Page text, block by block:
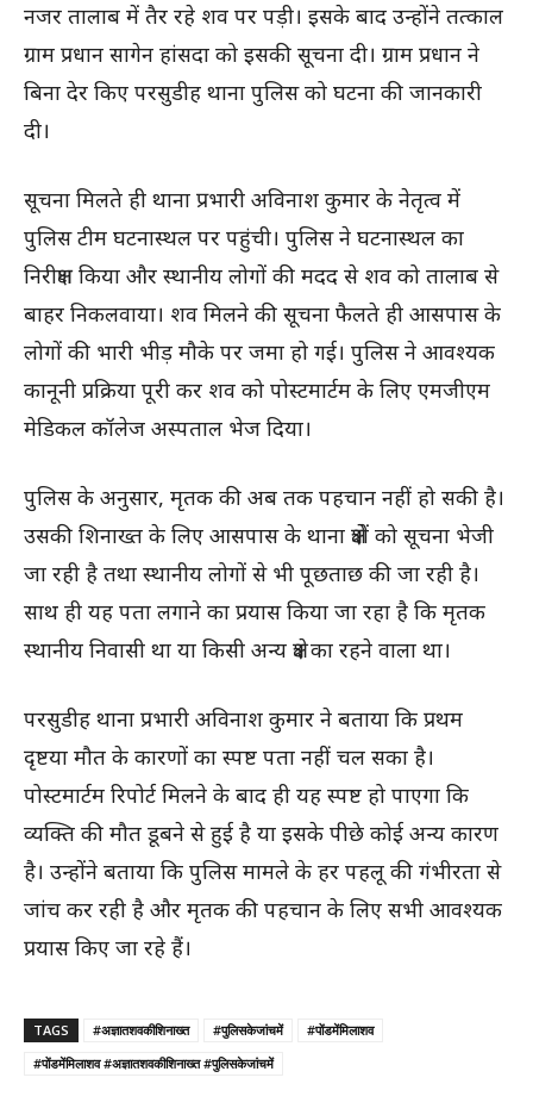
नजर तालाब में तैर रहे शव पर पड़ी। इसके बाद उन्होंने तत्काल
ग्राम प्रधान सागेन हांसदा को इसकी सूचना दी। ग्राम प्रधान ने
बिना देर किए परसुडीह थाना पुलिस को घटना की जानकारी
दी।
सूचना मिलते ही थाना प्रभारी अविनाश कुमार के नेतृत्व में
पुलिस टीम घटनास्थल पर पहुंची। पुलिस ने घटनास्थल का
निरीक्षण किया और स्थानीय लोगों की मदद से शव को तालाब से
बाहर निकलवाया। शव मिलने की सूचना फैलते ही आसपास के
लोगों की भारी भीड़ मौके पर जमा हो गई। पुलिस ने आवश्यक
कानूनी प्रक्रिया पूरी कर शव को पोस्टमार्टम के लिए एमजीएम
मेडिकल कॉलेज अस्पताल भेज दिया।
पुलिस के अनुसार, मृतक की अब तक पहचान नहीं हो सकी है।
उसकी शिनाख्त के लिए आसपास के थाना क्षेत्रों को सूचना भेजी
जा रही है तथा स्थानीय लोगों से भी पूछताछ की जा रही है।
साथ ही यह पता लगाने का प्रयास किया जा रहा है कि मृतक
स्थानीय निवासी था या किसी अन्य क्षेत्र का रहने वाला था।
परसुडीह थाना प्रभारी अविनाश कुमार ने बताया कि प्रथम
दृष्टया मौत के कारणों का स्पष्ट पता नहीं चल सका है।
पोस्टमार्टम रिपोर्ट मिलने के बाद ही यह स्पष्ट हो पाएगा कि
व्यक्ति की मौत डूबने से हुई है या इसके पीछे कोई अन्य कारण
है। उन्होंने बताया कि पुलिस मामले के हर पहलू की गंभीरता से
जांच कर रही है और मृतक की पहचान के लिए सभी आवश्यक
प्रयास किए जा रहे हैं।
TAGS #अज्ञातशवकीशिनाख्त #पुलिसकेजांचमें
#पोंडमेंमिलाशव
#पोंडमेंमिलाशव #अज्ञातशवकीशिनाख्त #पुलिसकेजांचमें